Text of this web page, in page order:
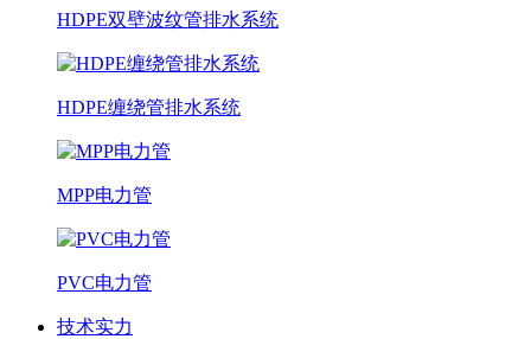
HDPE双壁波纹管排水系统
HDPE缠绕管排水系统
MPP电力管
PVC电力管
技术实力